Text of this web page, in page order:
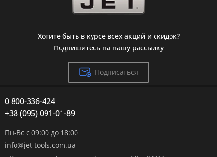
Хотите быть в курсе всех акций и скидок?
Подпишитесь на нашу рассылку
Подписаться
0 800-336-424
+38 (095) 091-01-89
Пн-Вс с 09:00 до 18:00
info@jet-tools.com.ua